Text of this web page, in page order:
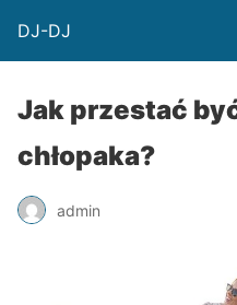
DJ-DJ
Jak przestać
chłopaka?
admin